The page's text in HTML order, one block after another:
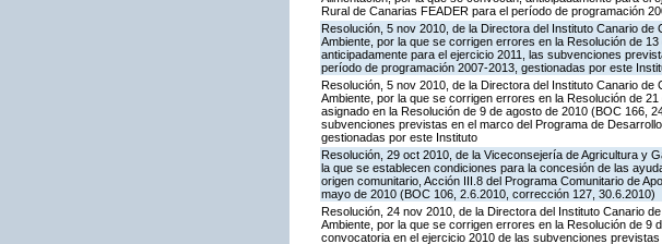
Rural de Canarias FEADER para el período de programación
Resolución, 5 nov 2010, de la Directora del Instituto Canario
Ambiente, por la que se corrigen errores en la Resolución de
anticipadamente para el ejercicio 2011, las subvenciones
período de programación 2007-2013, gestionadas por este
Resolución, 5 nov 2010, de la Directora del Instituto Canario
Ambiente, por la que se corrigen errores en la Resolución de
asignado en la Resolución de 9 de agosto de 2010 (BOC 166,
subvenciones previstas en el marco del Programa de
gestionadas por este Instituto
Resolución, 29 oct 2010, de la Viceconsejería de Agricultura y
la que se establecen condiciones para la concesión de las
origen comunitario, Acción III.8 del Programa Comunitario de
mayo de 2010 (BOC 106, 2.6.2010, corrección 127, 30.6.2010)
Resolución, 24 nov 2010, de la Directora del Instituto Canario
Ambiente, por la que se corrigen errores en la Resolución de 9
convocatoria en el ejercicio 2010 de las subvenciones